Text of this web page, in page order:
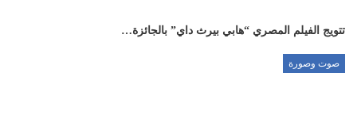
تتويج الفيلم المصري “هابي بيرث داي” بالجائزة…
صوت وصورة